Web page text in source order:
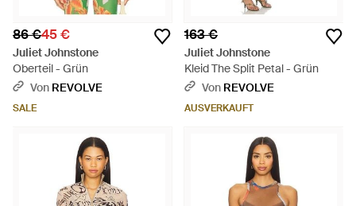
86 €45 €
Juliet Johnstone
Oberteil - Grün
Von REVOLVE
SALE
163 €
Juliet Johnstone
Kleid The Split Petal - Grün
Von REVOLVE
AUSVERKAUFT